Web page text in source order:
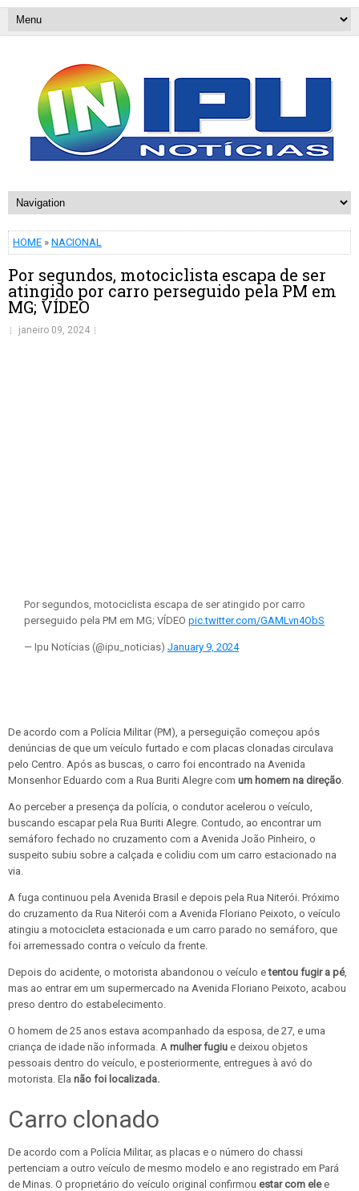
HOME » NACIONAL
Por segundos, motociclista escapa de ser
atingido por carro perseguido pela PM em
MG; VÍDEO
janeiro 09, 2024
Por segundos, motociclista escapa de ser atingido por carro
perseguido pela PM em MG; VÍDEO pic.twitter.com/GAMLvn4ObS
— Ipu Notícias (@ipu_noticias) January 9, 2024
De acordo com a Polícia Militar (PM), a perseguição começou após
denúncias de que um veículo furtado e com placas clonadas circulava
pelo Centro. Após as buscas, o carro foi encontrado na Avenida
Monsenhor Eduardo com a Rua Buriti Alegre com um homem na direção.
Ao perceber a presença da polícia, o condutor acelerou o veículo,
buscando escapar pela Rua Buriti Alegre. Contudo, ao encontrar um
semáforo fechado no cruzamento com a Avenida João Pinheiro, o
suspeito subiu sobre a calçada e colidiu com um carro estacionado na
via.
A fuga continuou pela Avenida Brasil e depois pela Rua Niterói. Próximo
do cruzamento da Rua Niterói com a Avenida Floriano Peixoto, o veículo
atingiu a motocicleta estacionada e um carro parado no semáforo, que
foi arremessado contra o veículo da frente.
Depois do acidente, o motorista abandonou o veículo etentou fugir a pé,
mas ao entrar em um supermercado na Avenida Floriano Peixoto, acabou
preso dentro do estabelecimento.
O homem de 25 anos estava acompanhado da esposa, de 27, e uma
criança de idade não informada. A mulher fugiu e deixou objetos
pessoais dentro do veículo, e posteriormente, entregues à avó do
motorista. Ela não foi localizada.
Carro clonado
De acordo com a Polícia Militar, as placas e o número do chassi
pertenciam a outro veículo de mesmo modelo e ano registrado em Pará
de Minas. O proprietário do veículo original confirmou estar com elee